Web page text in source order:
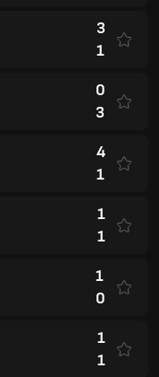
3
1
0
3
4
1
1
1
1
0
1
1